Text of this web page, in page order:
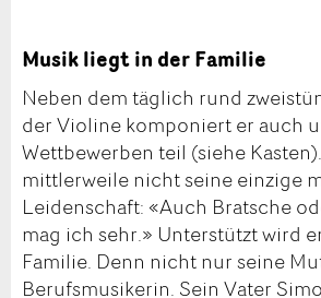
Musik liegt in der Familie
Neben dem täglich rund
der Violine komponiert er auch
Wettbewerben teil (siehe
mittlerweile nicht seine einzige
Leidenschaft: «Auch Bratsche
mag ich sehr.» Unterstützt wird
Familie. Denn nicht nur seine
Berufsmusikerin. Sein Vater